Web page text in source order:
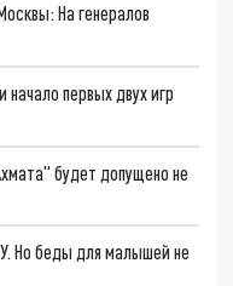
На генералов
первых двух игр
будет допущено не
Но беды для малышей не